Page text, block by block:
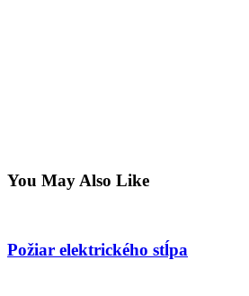
You May Also Like
Požiar elektrického stĺpa